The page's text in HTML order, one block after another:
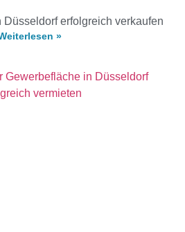
erfolgreich verkaufen
»